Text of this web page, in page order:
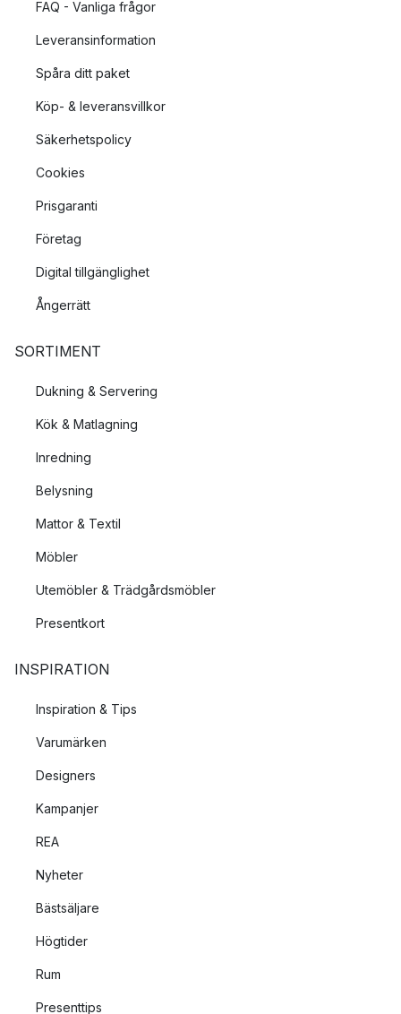
FAQ - Vanliga frågor
Leveransinformation
Spåra ditt paket
Köp- & leveransvillkor
Säkerhetspolicy
Cookies
Prisgaranti
Företag
Digital tillgänglighet
Ångerrätt
SORTIMENT
Dukning & Servering
Kök & Matlagning
Inredning
Belysning
Mattor & Textil
Möbler
Utemöbler & Trädgårdsmöbler
Presentkort
INSPIRATION
Inspiration & Tips
Varumärken
Designers
Kampanjer
REA
Nyheter
Bästsäljare
Högtider
Rum
Presenttips